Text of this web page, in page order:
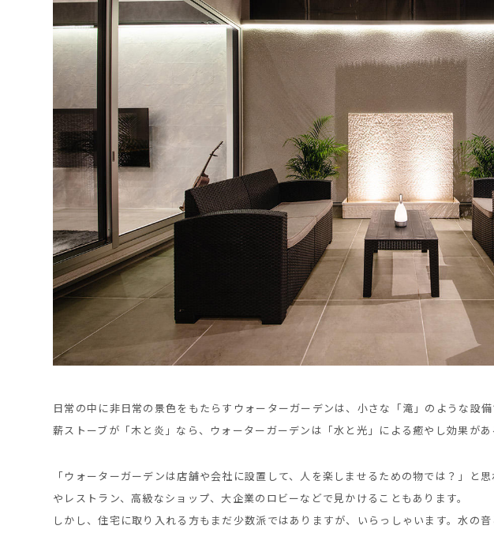
日常の中に非日常の景色をもたらすウォーターガーデンは、小さな「滝」のような設備
薪ストーブが「木と炎」なら、ウォーターガーデンは「水と光」による癒やし効果があ
「ウォーターガーデンは店舗や会社に設置して、人を楽しませるための物では？」と
やレストラン、高級なショップ、大企業のロビーなどで見かけることもあります。
しかし、住宅に取り入れる方もまだ少数派ではありますが、いらっしゃいます。水の